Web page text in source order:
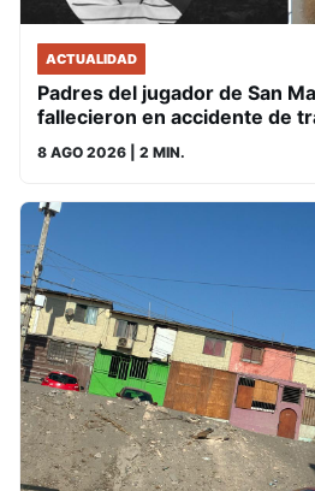
ACTUALIDAD
Padres del jugador de San
fallecieron en accidente de
8 AGO 2026 | 2 MIN.